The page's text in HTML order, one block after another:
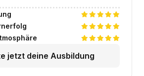
jetzt deine Ausbildung